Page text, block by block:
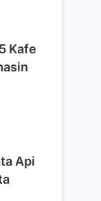
Kafe
Api